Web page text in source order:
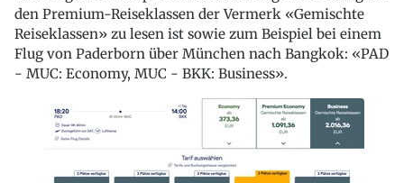
den Premium-Reiseklassen der Vermerk «Gemischte
Reiseklassen» zu lesen ist sowie zum Beispiel bei einem
Flug von Paderborn über München nach Bangkok: «PAD
- MUC: Economy, MUC - BKK: Business».